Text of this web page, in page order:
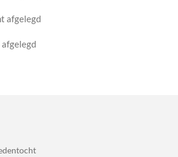
afgelegd